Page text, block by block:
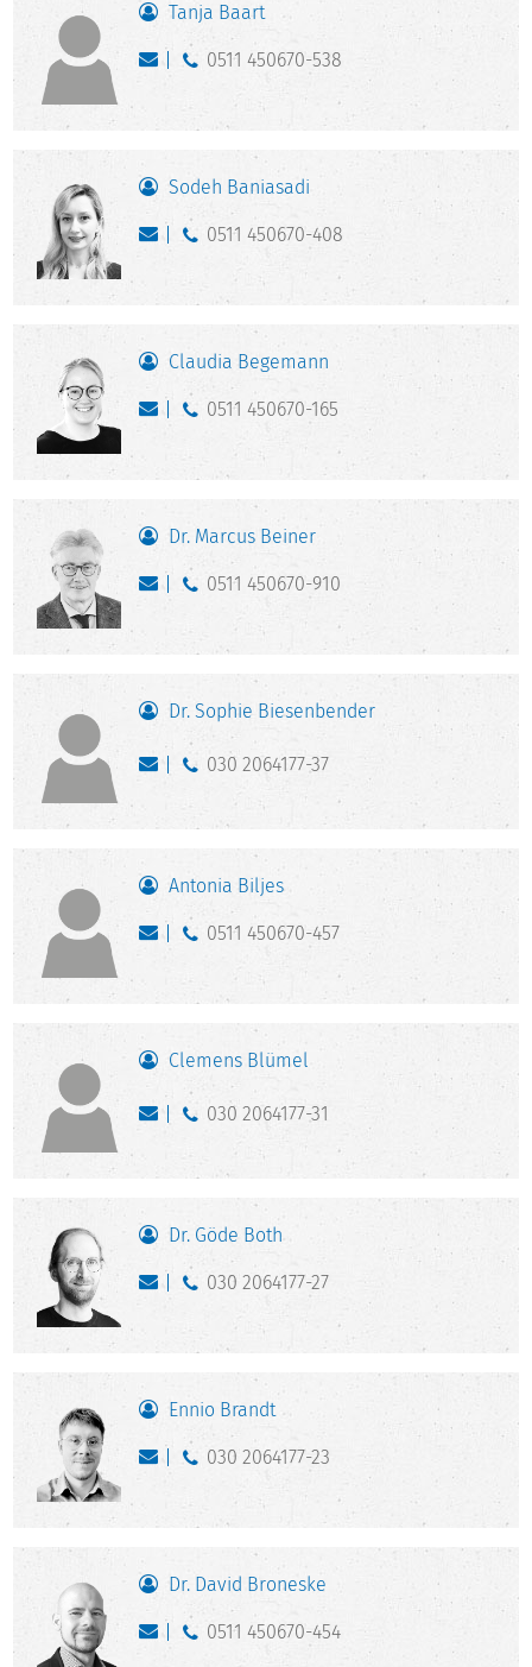
Tanja Baart
0511 450670-538
Sodeh Baniasadi
0511 450670-408
Claudia Begemann
0511 450670-165
Dr. Marcus Beiner
0511 450670-910
Dr. Sophie Biesenbender
030 2064177-37
Antonia Biljes
0511 450670-457
Clemens Blümel
030 2064177-31
Dr. Göde Both
030 2064177-27
Ennio Brandt
030 2064177-23
Dr. David Broneske
0511 450670-454